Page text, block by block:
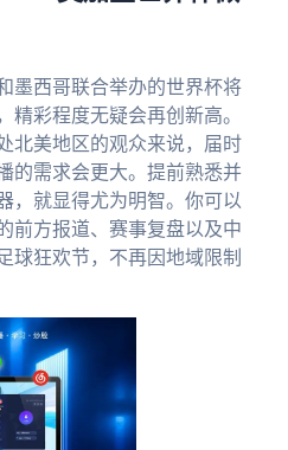
墨西哥联合举办的世界杯将
精彩程度无疑会再创新高。
北美地区的观众来说，届时
的需求会更大。提前熟悉并
，就显得尤为明智。你可以
前方报道、赛事复盘以及中
球狂欢节，不再因地域限制